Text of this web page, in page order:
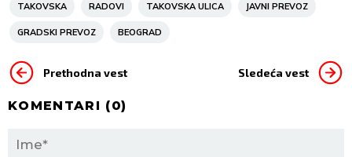
TAKOVSKA RADOVI TAKOVSKA ULICA JAVNI PREVOZ
GRADSKI PREVOZ BEOGRAD
Prethodna vest Sledeća vest
KOMENTARI (0)